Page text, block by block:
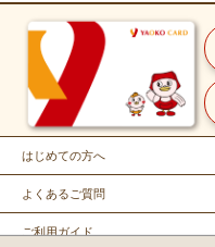
はじめての方へ
よくあるご質問
ご利用ガイド